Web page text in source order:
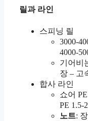
릴과 라인
스피닝 릴
3000-
4000-
기어비
장 – 고
합사 라인
쇼어
PE 1.5-
노트: